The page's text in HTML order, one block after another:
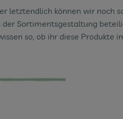
letztendlich können wir noch
der Sortimentsgestaltung
so, ob ihr diese Produkte